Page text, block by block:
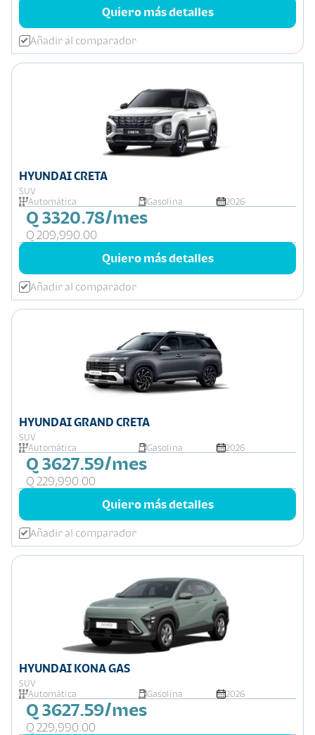
Quiero más detalles
Añadir al comparador
HYUNDAI CRETA
SUV
Automática
Gasolina 2026
Q 3320.78/mes
Q 209,990.00
Quiero más detalles
Añadir al comparador
HYUNDAI GRAND CRETA
SUV
Automática
Gasolina 2026
Q 3627.59/mes
Q 229,990.00
Quiero más detalles
Añadir al comparador
HYUNDAI KONA GAS
SUV
Automática
Gasolina 2026
Q 3627.59/mes
Q 229,990.00